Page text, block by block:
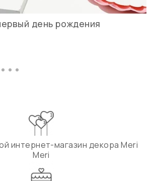
день рождения
интернет-магазин декора Meri
Meri